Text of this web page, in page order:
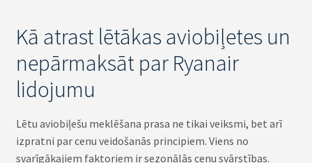
Kā atrast lētākas aviobiļetes un
nepārmaksāt par Ryanair
lidojumu
Lētu aviobiļešu meklēšana prasa ne tikai veiksmi, bet arī
izpratni par cenu veidošanās principiem. Viens no
svarīgākajiem faktoriem ir sezonālās cenu svārstības.